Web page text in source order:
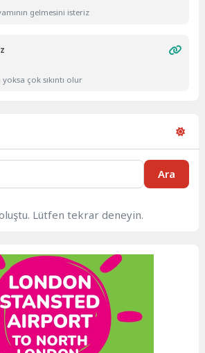
gelmesini isteriz
çok sıkıntı olur
Ara
Lütfen tekrar deneyin.